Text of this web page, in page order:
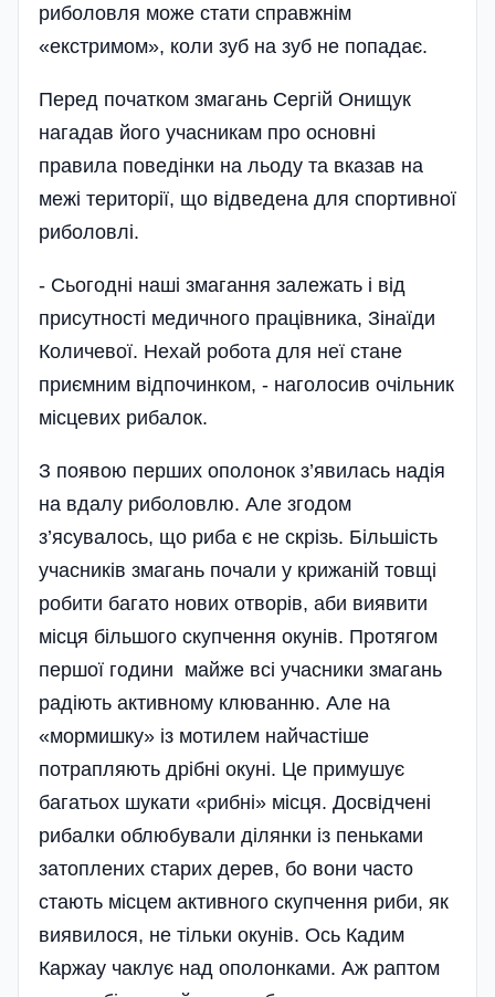
риболовля може стати справжнім
«екстримом», коли зуб на зуб не попадає.
Перед початком змагань Сергій Онищук
нагадав його учасникам про основні
правила поведінки на льоду та вказав на
межі території, що відведена для спортивної
риболовлі.
- Сьогодні наші змагання залежать і від
присутності медичного працівника, Зінаїди
Количевої. Нехай робота для неї стане
приємним відпочинком, - наголосив очільник
місцевих рибалок.
З появою перших ополонок з’явилась надія
на вдалу риболовлю. Але згодом
з’ясувалось, що риба є не скрізь. Більшість
учасників змагань почали у крижаній товщі
робити багато нових отворів, аби виявити
місця більшого скупчення окунів. Протягом
першої години майже всі учасники змагань
радіють активному клюванню. Але на
«мормишку» із мотилем найчастіше
потрапляють дрібні окуні. Це примушує
багатьох шукати «рибні» місця. Досві­дчені
рибалки облюбували ділянки із пеньками
затоплених старих дерев, бо вони часто
стають місцем активного скупчення риби, як
виявилося, не тільки окунів. Ось Кадим
Каржау чаклує над ополонками. Аж раптом